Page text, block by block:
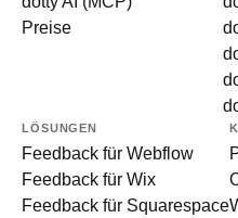
Preise
LÖSUNGEN
Feedback für Webflow
Feedback für Wix
Feedback für Squarespace